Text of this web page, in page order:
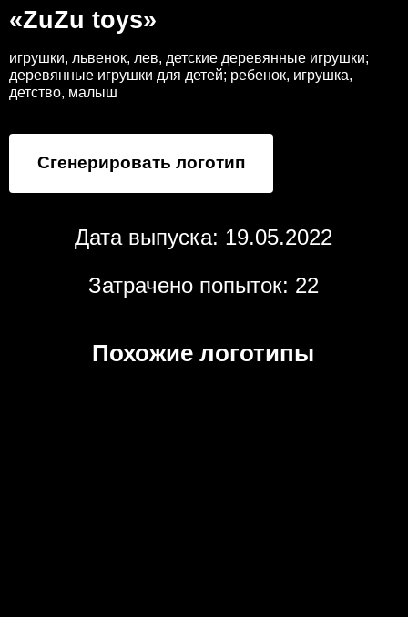
«ZuZu toys»
игрушки, львенок, лев, детские деревянные игрушки;
деревянные игрушки для детей; ребенок, игрушка,
детство, малыш
Сгенерировать логотип
Дата выпуска: 19.05.2022
Затрачено попыток: 22
Похожие логотипы